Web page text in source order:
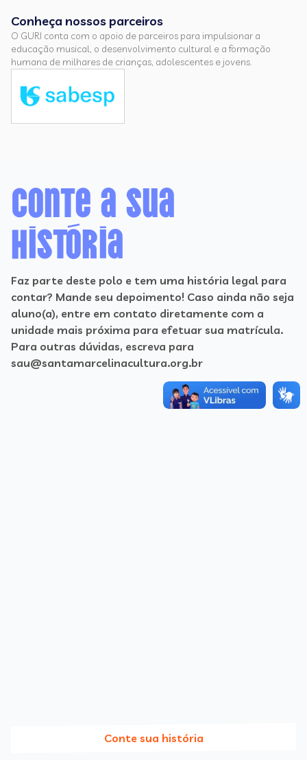
Conheça nossos parceiros
O GURI conta com o apoio de parceiros para impulsionar a
educação musical, o desenvolvimento cultural e a formação
humana de milhares de crianças, adolescentes e jovens.
Conte a sua
história
Faz parte deste polo e tem uma história legal para
contar? Mande seu depoimento! Caso ainda não seja
aluno(a), entre em contato diretamente com a
unidade mais próxima para efetuar sua matrícula.
Para outras dúvidas, escreva para
sau@santamarcelinacultura.org.br
Conte sua história